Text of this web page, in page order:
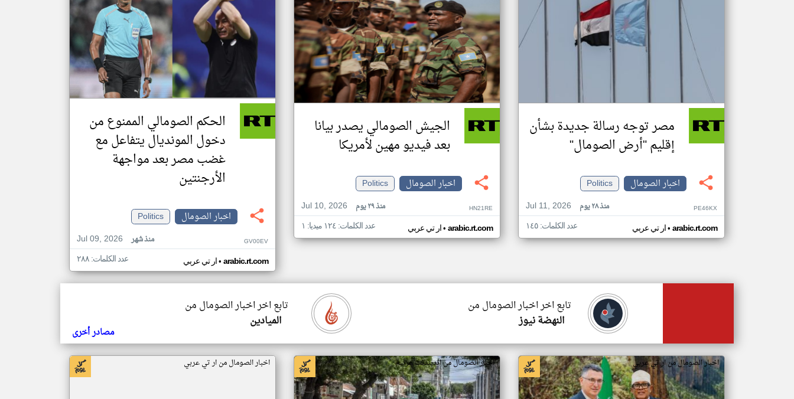
مصر توجه رسالة جديدة بشأن
إقليم "أرض الصومال"
اخبار الصومال
Politics
Jul 11, 2026
منذ ٢٨ يوم PE46KX
ار تي عربي• arabic.rt.com عدد الكلمات: ١٤٥
الجيش الصومالي يصدر بيانا
بعد فيديو مهين لأمريكا
اخبار الصومال
Politics
Jul 10, 2026
منذ ٢٩ يوم HN21RE
ار تي عربي• arabic.rt.com عدد الكلمات: ١٢٤ ميديا: ١
الحكم الصومالي الممنوع من
دخول المونديال يتفاعل مع
غضب مصر بعد مواجهة
الأرجنتين
اخبار الصومال
Politics
Jul 09, 2026
منذ شهر GV00EV
ار تي عربي• arabic.rt.com عدد الكلمات: ٢٨٨
تابع اخر اخبار الصومال من
الميادين
تابع اخر اخبار الصومال من
النهضة نيوز
مصادر أخرى
اخبار الصومال من ار تي عربي اخبار الصومال من اندبندنت عربية اخبار الصومال من ار تي عربي